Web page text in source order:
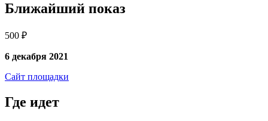
Ближайший показ
500 ₽
6 декабря 2021
Сайт площадки
Где идет